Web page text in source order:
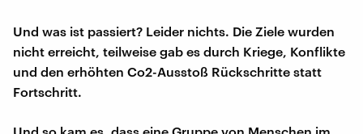
Und was ist passiert? Leider nichts. Die Ziele wurden
nicht erreicht, teilweise gab es durch Kriege, Konflikte
und den erhöhten Co2-Ausstoß Rückschritte statt
Fortschritt.